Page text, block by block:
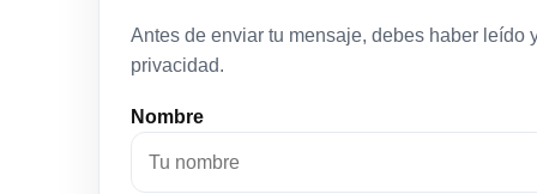
Antes de enviar tu mensaje, debes haber leído
privacidad.
Nombre